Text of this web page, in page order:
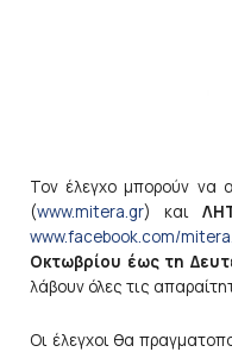
Τον έλεγχο μπορούν να
(www.mitera.gr) και
www.facebook.com/
Οκτωβρίου έως τη
λάβουν όλες τις
Οι έλεγχοι θα